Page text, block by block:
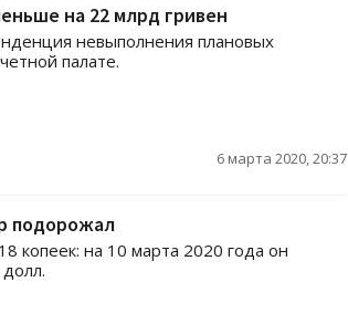
на 22 млрд гривен
невыполнения плановых
палате.
6 марта 2020, 20:37
подорожал
копеек: на 10 марта 2020 года он